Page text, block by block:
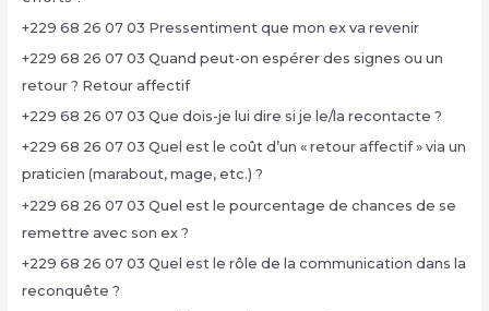
+229 68 26 07 03 Pressentiment que mon ex va revenir
+229 68 26 07 03 Quand peut-on espérer des signes ou un
retour ? Retour affectif
+229 68 26 07 03 Que dois-je lui dire si je le/la recontacte ?
+229 68 26 07 03 Quel est le coût d’un « retour affectif » via un
praticien (marabout, mage, etc.) ?
+229 68 26 07 03 Quel est le pourcentage de chances de se
remettre avec son ex ?
+229 68 26 07 03 Quel est le rôle de la communication dans la
reconquête ?